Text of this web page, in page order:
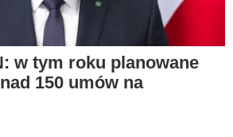
w tym roku planowane
150 umów na